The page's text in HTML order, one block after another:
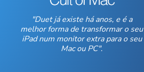
"Duet já existe há anos, e é a
melhor forma de transformar o seu
iPad num monitor extra para o seu
Mac ou PC".